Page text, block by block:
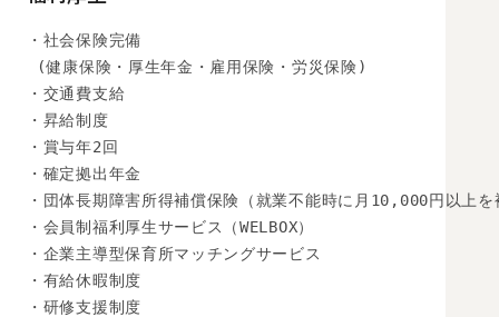
・社会保険完備
(健康保険・厚生年金・雇用保険・労災保険)
・交通費支給
・昇給制度
・賞与年2回
・確定拠出年金
・団体長期障害所得補償保険（就業不能時に月10,000円以上を
・会員制福利厚生サービス（WELBOX）
・企業主導型保育所マッチングサービス
・有給休暇制度
・研修支援制度